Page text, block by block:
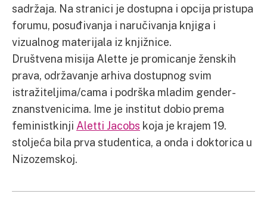
sadržaja. Na stranici je dostupna i opcija pristupa
forumu, posuđivanja i naručivanja knjiga i
vizualnog materijala iz knjižnice.
Društvena misija Alette je promicanje ženskih
prava, održavanje arhiva dostupnog svim
istražiteljima/cama i podrška mladim gender-
znanstvenicima. Ime je institut dobio prema
feministkinji Aletti Jacobs koja je krajem 19.
stoljeća bila prva studentica, a onda i doktorica u
Nizozemskoj.